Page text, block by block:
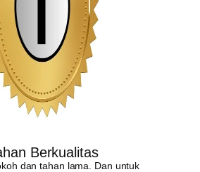
Berkualitas
dan tahan lama. Dan untuk